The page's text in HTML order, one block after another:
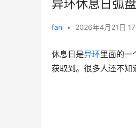
异环休息日弧
fan • 2026年4月21日
休息日是异环里面的一
获取到。很多人还不知